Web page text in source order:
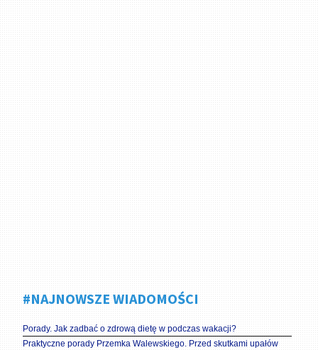
#NAJNOWSZE WIADOMOŚCI
Porady. Jak zadbać o zdrową dietę w podczas wakacji?
Praktyczne porady Przemka Walewskiego. Przed skutkami upałów